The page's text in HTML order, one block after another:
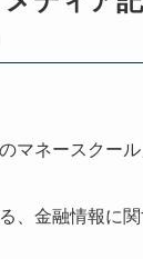
マネースクール
、金融情報に